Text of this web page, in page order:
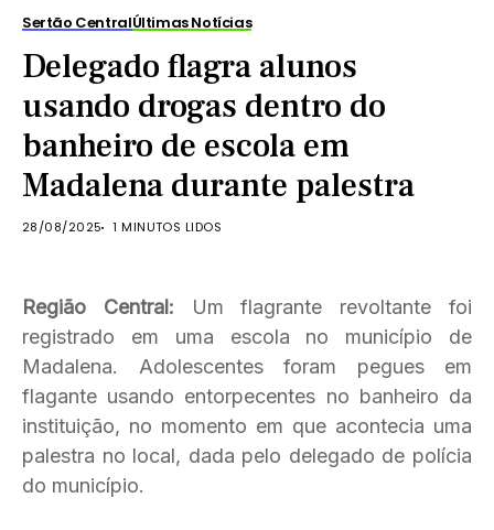
palestra
Sertão CentralÚltimas Notícias
Delegado flagra alunos
usando drogas dentro do
banheiro de escola em
Madalena durante palestra
28/08/2025 1 MINUTOS LIDOS
Região Central: Um flagrante revoltante foi
registrado em uma escola no município de
Madalena. Adolescentes foram pegues em
flagante usando entorpecentes no banheiro da
instituição, no momento em que acontecia uma
palestra no local, dada pelo delegado de polícia
do município.